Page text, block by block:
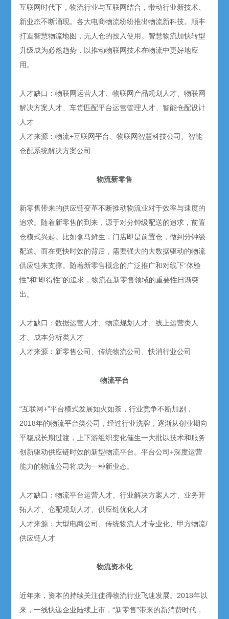
互联网时代下，物流行业与互联网结合，带动行业新技术、
新业态不断涌现。各大电商物流纷纷推出物流新科技。顺丰
打造智慧物流地图，无人仓的投入使用。智慧物流加快转型
升级成为必然趋势，以推动物联网技术在物流中更好地应
用。
人才缺口：物联网运营人才、物联网产品规划人才、物联网
解决方案人才、车货匹配平台运营管理人才、智能仓配设计
人才
人才来源：物流+互联网平台、物联网智慧科技公司、智能
仓配系统解决方案公司
物流新零售
新零售带来的供应链变革不断推动物流业对于效率与速度的
追求。随着新零售的到来，源于对分钟级配送的追求，前置
仓模式兴起。比如盒马鲜生，门店即是前置仓，做到分钟级
配送。而在更快时效的背后，需要强大的大数据驱动的物流
供应链来支撑。随着新零售概念的广泛推广和对线下“体验
性”和“即得性”的追求，物流在新零售领域的重要性日渐突
出。
人才缺口：数据运营人才、物流规划人才、线上运营类人
才、成本分析类人才
人才来源：新零售公司、传统物流公司、快消行业公司
物流平台
“互联网+”平台模式发展如火如荼，行业竞争不断加剧，
2018年的物流平台类公司，经过行业洗牌，逐渐从创业期向
平稳成长期过渡，上下游组织变化催生一大批以技术和服务
创新驱动供应链时效的新型物流平台。平台公司+深度运营
能力的物流公司将成为一种新业态。
人才缺口：物流平台运营人才、行业解决方案人才、业务开
拓人才、仓配规划人才、供应链优化人才
人才来源：大型电商公司、传统物流人才专业化、甲方物流/
供应链人才
物流资本化
近年来，资本的持续关注使得物流行业飞速发展。2018年以
来，一线快递企业陆续上市，“新零售”带来的新消费时代，